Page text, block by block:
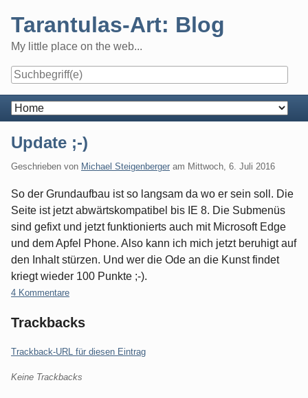
content
Tarantulas-Art: Blog
My little place on the web...
Navigation
Update ;-)
Geschrieben von Michael Steigenberger am Mittwoch, 6. Juli 2016
So der Grundaufbau ist so langsam da wo er sein soll. Die
Seite ist jetzt abwärtskompatibel bis IE 8. Die Submenüs
sind gefixt und jetzt funktionierts auch mit Microsoft Edge
und dem Apfel Phone. Also kann ich mich jetzt beruhigt auf
den Inhalt stürzen. Und wer die Ode an die Kunst findet
kriegt wieder 100 Punkte ;-).
4 Kommentare
Trackbacks
Trackback-URL für diesen Eintrag
Keine Trackbacks